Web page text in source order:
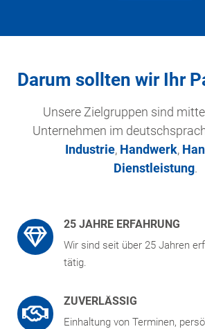
Darum sollten wir Ihr
Unsere Zielgruppen sind
Unternehmen im
Industrie, Handwerk,
Dienstleistung.
25 JAHRE ERFAHRUNG
Wir sind seit über 25 Jahren
tätig.
ZUVERLÄSSIG
Einhaltung von Terminen,